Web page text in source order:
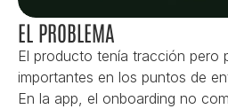
EL PROBLEMA
El producto tenía tracción pero
importantes en los puntos de
En la app, el onboarding no